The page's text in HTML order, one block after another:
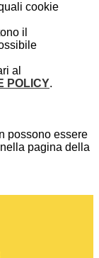
cookie
il
al
POLICY.
possono essere
pagina della